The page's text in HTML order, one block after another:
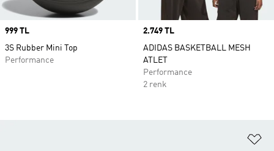
Price
999 TL
3S Rubber Mini Top
Performance
Price
2.749 TL
ADIDAS BASKETBALL MESH
ATLET
Performance
2 renk